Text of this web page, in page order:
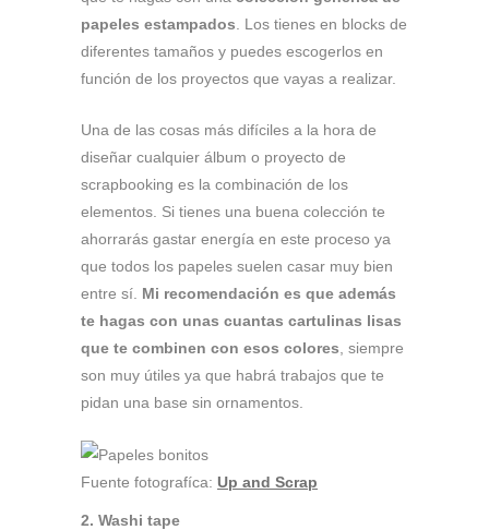
papeles estampados . Los tienes en blocks de
diferentes tamaños y puedes escogerlos en
función de los proyectos que vayas a realizar.
Una de las cosas más difíciles a la hora de
diseñar cualquier álbum o proyecto de
scrapbooking es la combinación de los
elementos. Si tienes una buena colección te
ahorrarás gastar energía en este proceso ya
que todos los papeles suelen casar muy bien
entre sí. Mi recomendación es que además
te hagas con unas cuantas cartulinas lisas
que te combinen con esos colores , siempre
son muy útiles ya que habrá trabajos que te
pidan una base sin ornamentos.
Fuente fotografíca: Up and Scrap
2. Washi tape